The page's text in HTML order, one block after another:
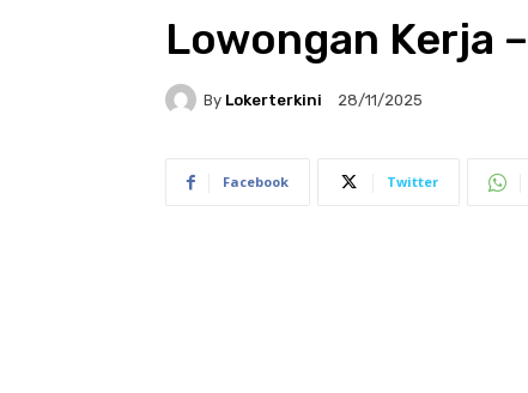
Lowongan Kerja
By Lokerterkini 28/11/2025
Facebook Twitter